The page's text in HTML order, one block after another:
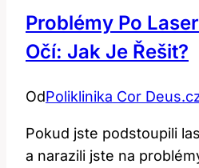
Problémy Po
Očí: Jak Je Řešit?
OdPoliklinika Cor
Pokud jste podstoupili
a narazili jste na